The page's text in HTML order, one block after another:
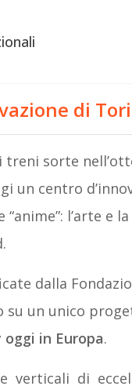
di
sorte
un centro
l’arte e
dalla
un unico
in Europa.
verticali di